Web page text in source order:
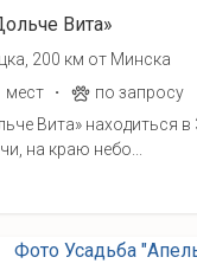
Вита»
200 км от Минска
мест
·
по запросу
Вита» находиться
на краю небо...